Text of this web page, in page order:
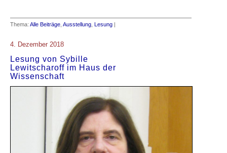
Thema: Alle Beiträge Ausstellung Lesung |
4. Dezember 2018
Lesung von Sybille
Lewitscharoff im Haus der
Wissenschaft